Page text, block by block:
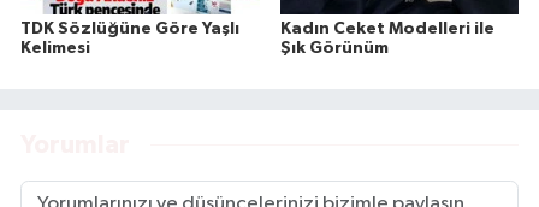
TDK Sözlüğüne Göre Yaşlı
Kelimesi
Kadın Ceket Modelleri ile
Şık Görünüm